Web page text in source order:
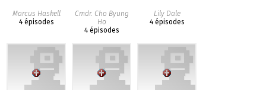
Marcus Haskell
4 épisodes
Cmdr. Cho Byung
Ho
4 épisodes
Lily Dale
4 épisodes